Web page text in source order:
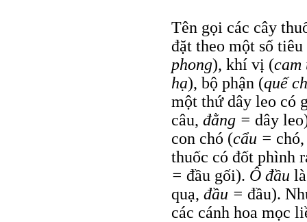
Tên gọi các cây
đặt theo một số
phong), khí vị (cam
hạ), bộ phận (quế
một thứ dây leo có
câu, đằng = dây
con chó (cẩu =
thuốc có đốt phình
= đầu gối). Ô đầu
quạ, đầu = đầu).
các cánh hoa mọc